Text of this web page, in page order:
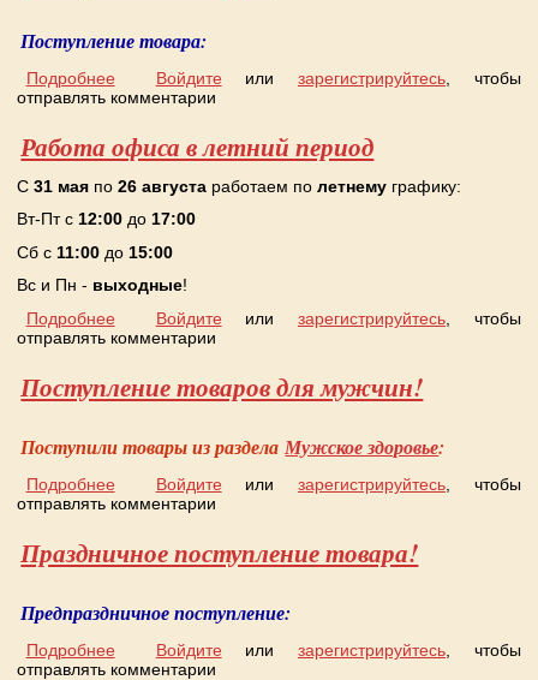
Поступление товара:
Подробнее о Поступление товара!
Войдите или зарегистрируйтесь, чтобы
отправлять комментарии
Работа офиса в летний период
C31 мая по26 августа работаем полетнему графику:
Вт-Пт с12:00 до17:00
Сб с 11:00 до 15:00
Вс и Пн - выходные!
Подробнее о Работа офиса в летний период
Войдите или зарегистрируйтесь, чтобы
отправлять комментарии
Поступление товаров для мужчин!
Поступили товары из разделаМужское здоровье:
Подробнее о Поступление товаров для мужчин!
Войдите или зарегистрируйтесь, чтобы
отправлять комментарии
Праздничное поступление товара!
Предпраздничное поступление:
Подробнее о Праздничное поступление товара!
Войдите или зарегистрируйтесь, чтобы
отправлять комментарии